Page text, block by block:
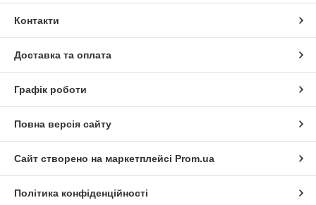
Контакти
Доставка та оплата
Графік роботи
Повна версія сайту
Сайт створено на маркетплейсі Prom.ua
Політика конфіденційності